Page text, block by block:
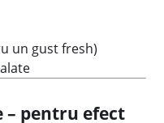
un gust fresh)
– pentru efect